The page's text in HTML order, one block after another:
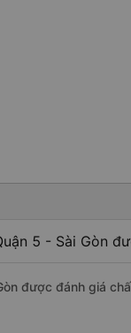
5 - Sài Gòn
được đánh giá